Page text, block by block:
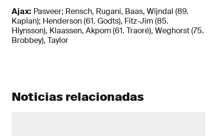
Ajax: Pasveer; Rensch, Rugani, Baas, Wijndal (89.
Kaplan); Henderson (61. Godts), Fitz-Jim (85.
Hlynsson), Klaassen, Akpom (61. Traoré), Weghorst (75.
Brobbey), Taylor
Noticias relacionadas